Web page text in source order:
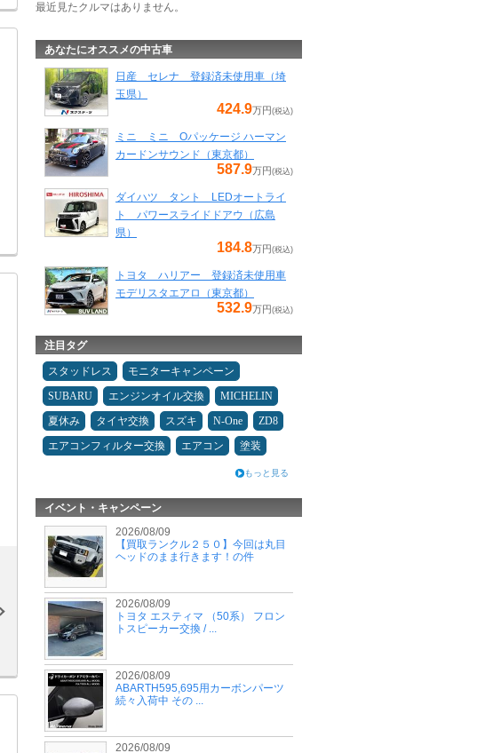
最近見たクルマはありません。
あなたにオススメの中古車
日産 セレナ 登録済未使用車（埼
玉県）
424.9万円(税込)
ミニ ミニ Oパッケージ ハーマン
カードンサウンド（東京都）
587.9万円(税込)
ダイハツ タント LEDオートライ
ト パワースライドドアウ（広島
県）
184.8万円(税込)
トヨタ ハリアー 登録済未使用車
モデリスタエアロ（東京都）
532.9万円(税込)
注目タグ
スタッドレス
モニターキャンペーン
SUBARU
エンジンオイル交換
MICHELIN
夏休み
タイヤ交換 スズキ N-One
ZD8
エアコンフィルター交換
エアコン 塗装
もっと見る
イベント・キャンペーン
2026/08/09
【買取ランクル２５０】今回は丸目
ヘッドのまま行きます！の件
2026/08/09
トヨタ エスティマ （50系） フロン
トスピーカー交換 / ...
2026/08/09
ABARTH595,695用カーボンパーツ
続々入荷中 その ...
2026/08/09